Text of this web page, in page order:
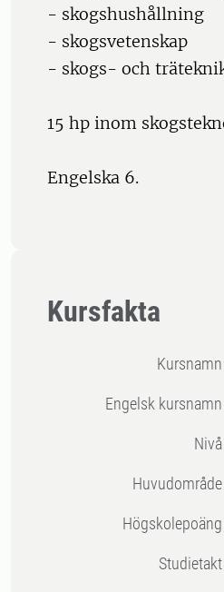
- skogshushållning
- skogsvetenskap
- skogs- och
15 hp inom
Engelska 6.
Kursfakta
Kursnamn
Engelsk kursnamn
Nivå
Huvudområde
högskolepoäng
Studietakt